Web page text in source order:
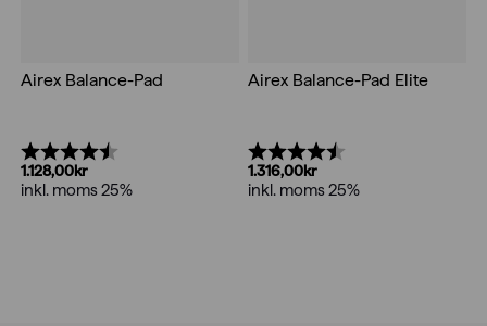
Airex Balance-Pad
Betyg:
1.128,00kr
inkl. moms 25%
Airex Balance-Pad Elite
Betyg:
1.316,00kr
inkl. moms 25%